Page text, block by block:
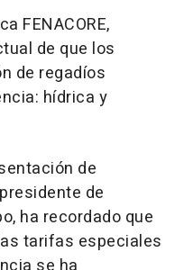
FENACORE,
de que los
de regadíos
hídrica y
de
de
ha recordado que
tarifas especiales